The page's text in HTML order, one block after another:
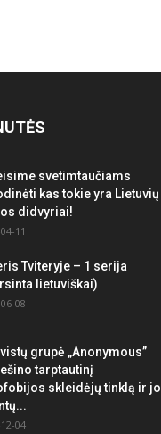
svetimtaučiams
kas tokie yra Lietuvių
didvyriai!
11
Tviteryje – 1 serija
lietuviškai)
08
grupė „Anonymous”
tarptautinį
skleidėjų tinklą ir jo
04